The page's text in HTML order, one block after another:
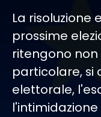
La
prossime
ritengono
particolare, si
elettorale,